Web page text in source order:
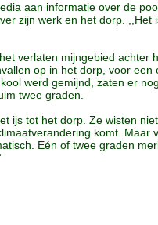
aan informatie over de
zijn werk en het dorp. ,,Het
verlaten mijngebied achter
op in het dorp, voor een
werd gemijnd, zaten er
twee graden.
ijs tot het dorp. Ze wisten
komt. Maar
Eén of twee graden